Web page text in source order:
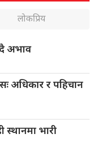
लोकप्रिय
अभाव
अधिकार र पहिचान
भारी